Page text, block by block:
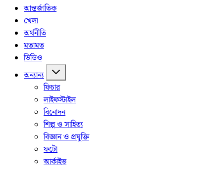
আন্তর্জাতিক
খেলা
অর্থনীতি
মতামত
ভিডিও
অন্যান্য
ফিচার
লাইফস্টাইল
বিনোদন
শিল্প ও সাহিত্য
বিজ্ঞান ও প্রযুক্তি
ফটো
আর্কাইভ